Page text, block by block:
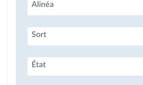
Alinéa
Sort
État